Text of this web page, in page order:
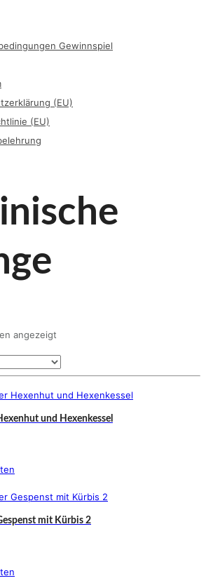
Gewinnspiel
(EU)
(EU)
angezeigt
und Hexenkessel
mit Kürbis 2